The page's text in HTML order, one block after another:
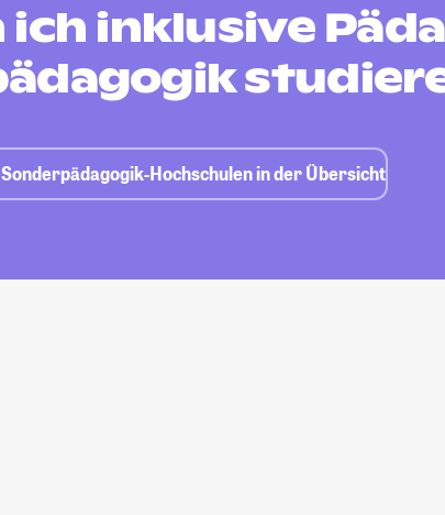
ich inklusive
Hochschulen in der Übersicht